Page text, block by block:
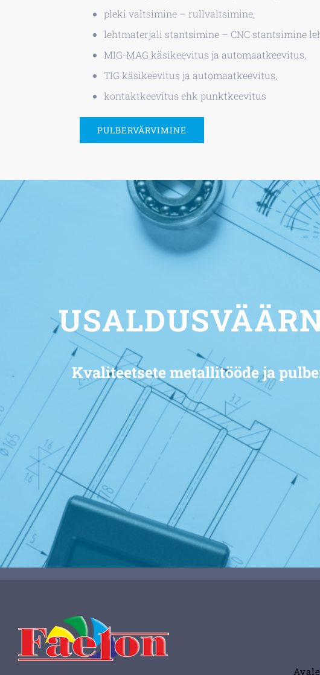
pleki valtsimine – rullvaltsimine,
lehtmaterjali stantsimine – CNC stantsimine
MIG-MAG käsikeevitus ja automaatkeevitus,
TIG käsikeevitus ja automaatkeevitus,
kontaktkeevitus ehk punktkeevitus
PULBERVÄRVIMINE
Kvaliteetsete metallitööde ja